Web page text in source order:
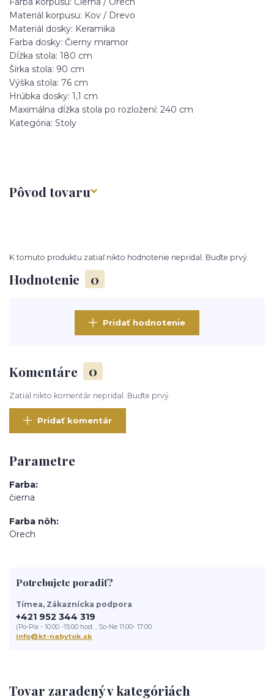
Materiál korpusu: Kov / Drevo
Materiál dosky: Keramika
Farba dosky: Čierny mramor
Dĺžka stola: 180 cm
Šírka stola: 90 cm
Výška stola: 76 cm
Hrúbka dosky: 1,1 cm
Maximálna dĺžka stola po rozložení: 240 cm
Kategória: Stoly
Pôvod tovaru
Hodnotenie 0
K tomuto produktu zatiaľ nikto hodnotenie nepridal. Buďte prvý.
Pridať hodnotenie
Komentáre 0
Zatial nikto komentár nepridal. Buďte prvý.
Pridať komentár
Parametre
Farba
čierna
Farba nôh
Orech
Tovar zaradený v kategóriách
Potrebujete poradiť?
Tímea, Zákaznícka podpora
+421 952 344 319
(Po-Pia - 10:00 -15:00 hod. , So-Ne 11:00- 17:00
info@kt-nabytok.sk